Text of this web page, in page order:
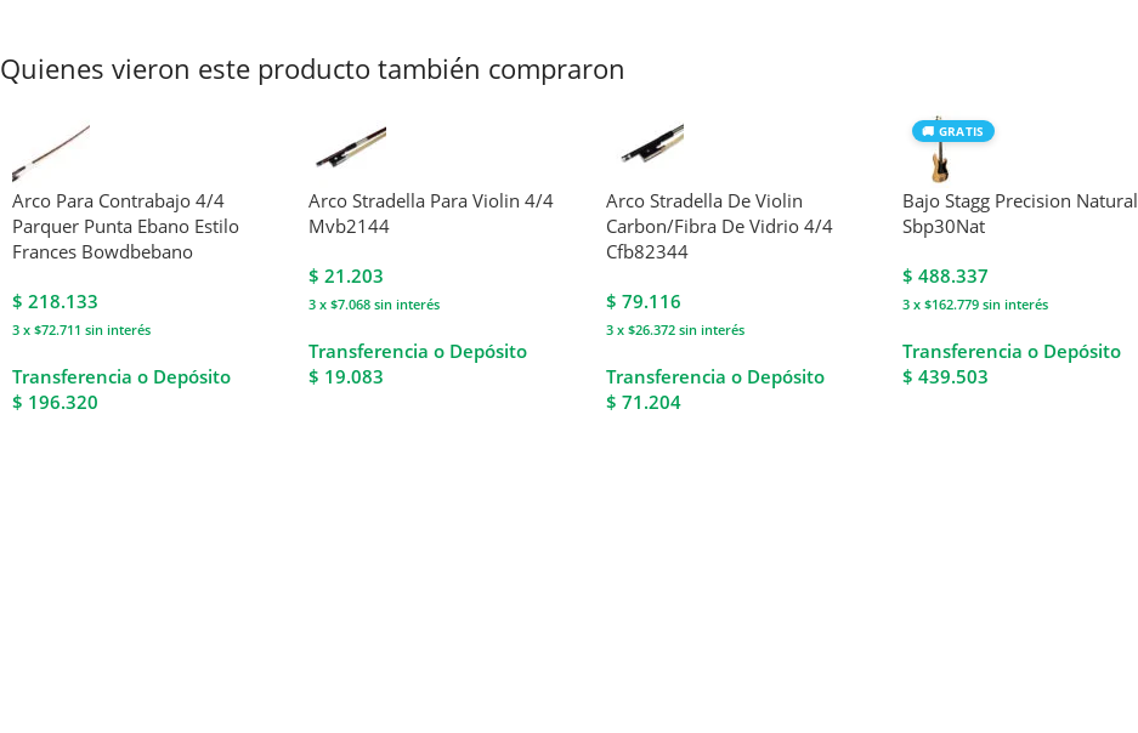
Quienes vieron este producto también compraron
Arco Para Contrabajo 4/4
Parquer Punta Ebano Estilo
Frances Bowdbebano
$ 218.133
3 x $72.711 sin interés
Transferencia o Depósito
$ 196.320
Arco Stradella Para Violin 4/4
Mvb2144
$ 21.203
3 x $7.068 sin interés
Transferencia o Depósito
$ 19.083
Arco Stradella De Violin
Carbon/Fibra De Vidrio 4/4
Cfb82344
$ 79.116
3 x $26.372sin interés
Transferencia o Depósito
$ 71.204
🚚 GRATIS
Bajo Stagg Precision Natural
Sbp30Nat
$ 488.337
3 x $162.779 sin interés
Transferencia o Depósito
$ 439.503